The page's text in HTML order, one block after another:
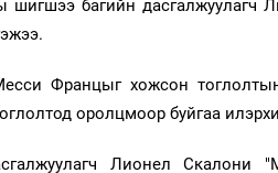
шигшээ багийн
Францыг хожсон
оролцмоор буйгаа
Лионел Скалони